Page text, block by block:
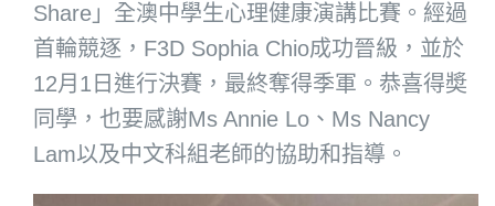
Share」全澳中學生心理健康演講比賽。經過
首輪競逐，F3D Sophia Chio成功晉級，並於
12月1日進行決賽，最終奪得季軍。恭喜得奬
同學，也要感謝Ms Annie Lo、Ms Nancy
Lam以及中文科組老師的協助和指導。